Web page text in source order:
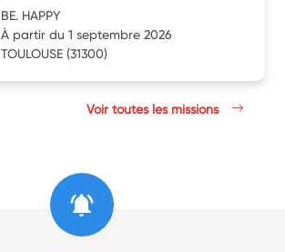
BE. HAPPY
À partir du 1 septembre 2026
TOULOUSE (31300)
Voir toutes les missions